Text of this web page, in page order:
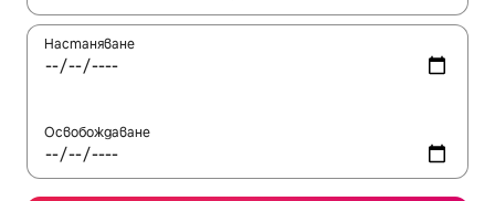
Настаняване
Освобождаване